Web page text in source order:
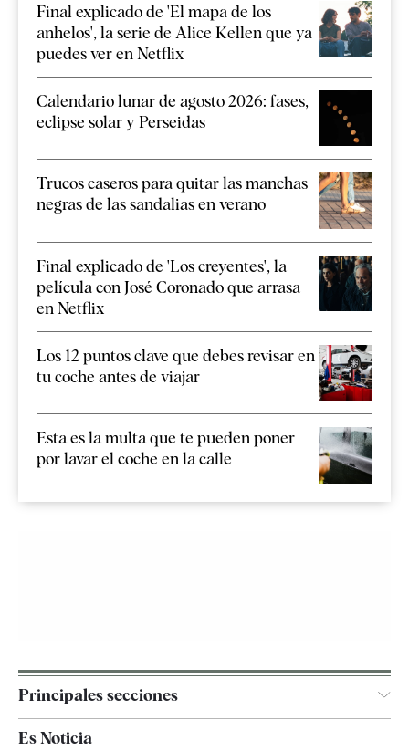
Final explicado de 'El mapa de los
anhelos', la serie de Alice Kellen que ya
puedes ver en Netflix
Calendario lunar de agosto 2026: fases,
eclipse solar y Perseidas
Trucos caseros para quitar las manchas
negras de las sandalias en verano
Final explicado de 'Los creyentes', la
película con José Coronado que arrasa
en Netflix
Los 12 puntos clave que debes revisar en
tu coche antes de viajar
Esta es la multa que te pueden poner
por lavar el coche en la calle
Principales secciones
Es Noticia